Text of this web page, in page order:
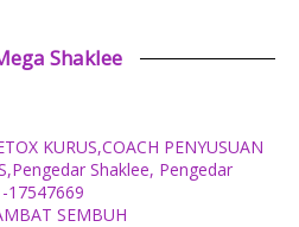
Shaklee
KURUS,COACH PENYUSUAN
Shaklee, Pengedar
17547669
SEMBUH